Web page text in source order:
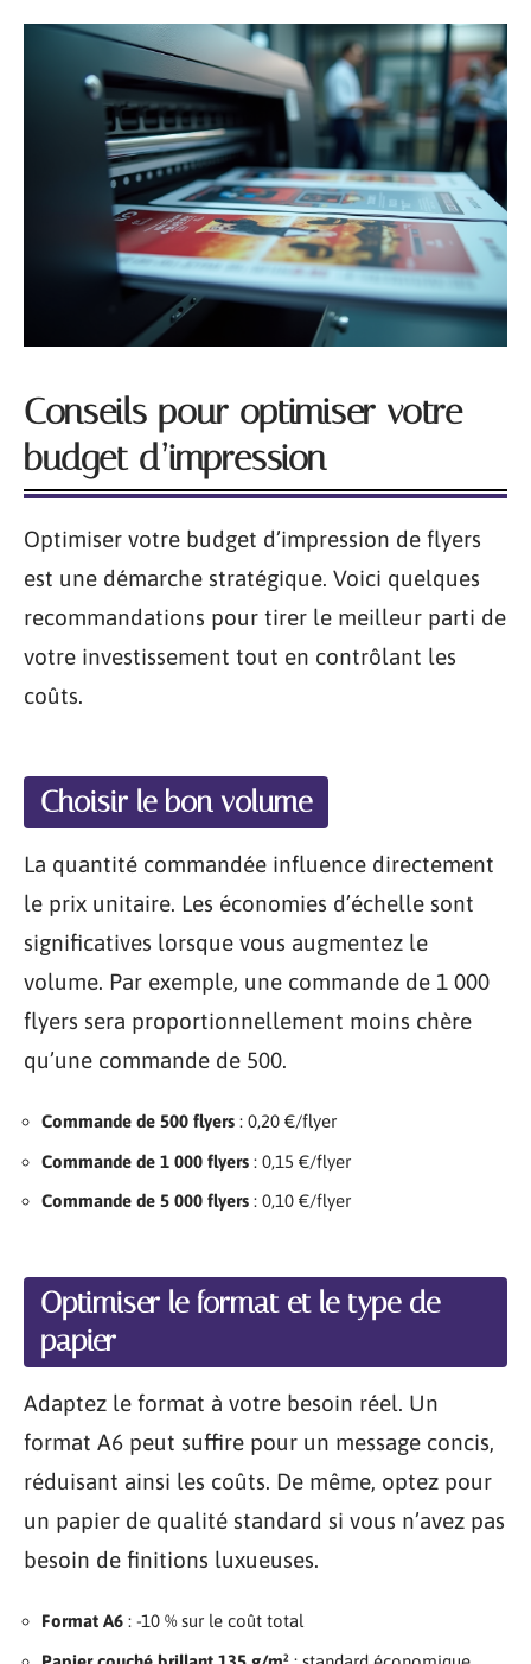
Conseils pour optimiser votre
budget d’impression
Optimiser votre budget d’impression de flyers
est une démarche stratégique. Voici quelques
recommandations pour tirer le meilleur parti de
votre investissement tout en contrôlant les
coûts.
Choisir le bon volume
La quantité commandée influence directement
le prix unitaire. Les économies d’échelle sont
significatives lorsque vous augmentez le
volume. Par exemple, une commande de 1 000
flyers sera proportionnellement moins chère
qu’une commande de 500.
Commande de 500 flyers : 0,20 €/flyer
Commande de 1 000 flyers : 0,15 €/flyer
Commande de 5 000 flyers : 0,10 €/flyer
Optimiser le format et le type de
papier
Adaptez le format à votre besoin réel. Un
format A6 peut suffire pour un message concis,
réduisant ainsi les coûts. De même, optez pour
un papier de qualité standard si vous n’avez pas
besoin de finitions luxueuses.
Format A6 : -10 % sur le coût total